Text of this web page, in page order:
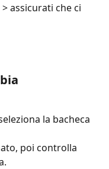
assicurati che ci
la bacheca
poi controlla